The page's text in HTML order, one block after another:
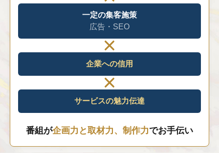
一定の集客施策
広告・SEO
企業への信用
サービスの魅力伝達
番組が企画力と取材力、制作力でお手伝い